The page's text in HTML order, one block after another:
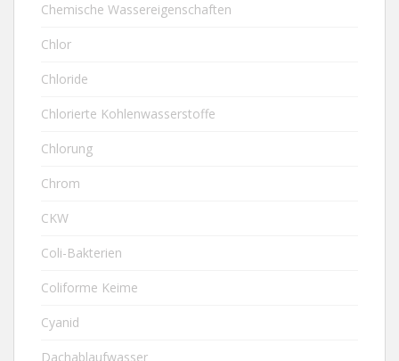
Chemische Wassereigenschaften
Chlor
Chloride
Chlorierte Kohlenwasserstoffe
Chlorung
Chrom
CKW
Coli-Bakterien
Coliforme Keime
Cyanid
Dachablaufwasser